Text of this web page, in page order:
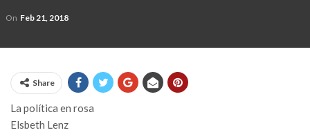
On Feb 21, 2018
Share
La política en rosa
Elsbeth Lenz